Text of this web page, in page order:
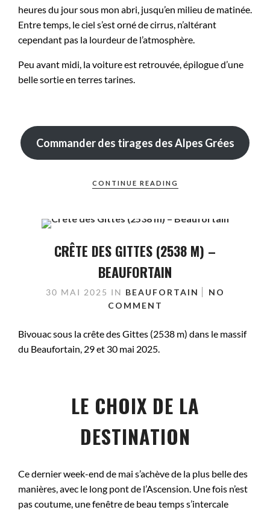
heures du jour sous mon abri, jusqu’en milieu de matinée.
Entre temps, le ciel s’est orné de cirrus, n’altérant
cependant pas la lourdeur de l’atmosphère.
Peu avant midi, la voiture est retrouvée, épilogue d’une
belle sortie en terres tarines.
Commander des tirages des Alpes Grées
CONTINUE READING
CRÊTE DES GITTES (2538 M) –
BEAUFORTAIN
30 MAI 2025 IN BEAUFORTAIN
NO
COMMENT
Bivouac sous la crête des Gittes (2538 m) dans le massif
du Beaufortain, 29 et 30 mai 2025.
LE CHOIX DE LA
DESTINATION
Ce dernier week-end de mai s’achève de la plus belle des
manières, avec le long pont de l’Ascension. Une fois n’est
pas coutume, une fenêtre de beau temps s’intercale